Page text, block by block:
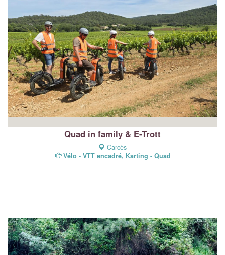
Quad in family & E-Trott
Carcès
Vélo - VTT encadré, Karting - Quad